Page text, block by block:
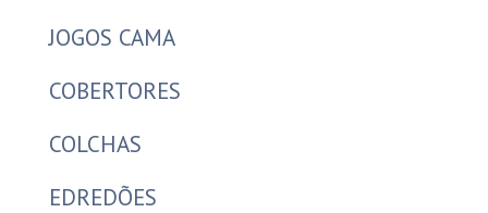
JOGOS CAMA
COBERTORES
COLCHAS
EDREDÕES